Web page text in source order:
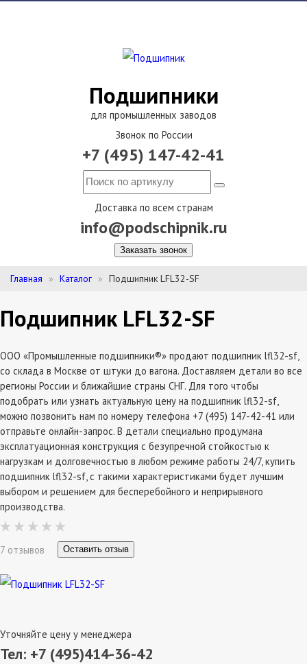
Подшипники
для промышленных заводов
Звонок по России
+7 (495) 147-42-41
Доставка по всем странам
info@podschipnik.ru
Заказать звонок
Главная Каталог Подшипник LFL32-SF
Подшипник LFL32-SF
ООО «Промышленные подшипники®» продают подшипник lfl32-sf,
со склада в Москве от штуки до вагона. Доставляем детали во все
регионы России и ближайшие страны СНГ. Для того чтобы
подобрать или узнать актуальную цену на подшипник lfl32-sf,
можно позвонить нам по номеру телефона +7 (495) 147-42-41 или
отправьте онлайн-запрос. В детали специально продумана
эксплатуационная конструкция с безупречной стойкостью к
нагрузкам и долговечностью в любом режиме работы 24/7, купить
подшипник lfl32-sf, с такими характеристиками будет лучшим
выбором и решением для бесперебойного и неприрывного
производства.
7 отзывов Оставить отзыв
Уточняйте цену у менеджера
Тел: +7 (495)414-36-42